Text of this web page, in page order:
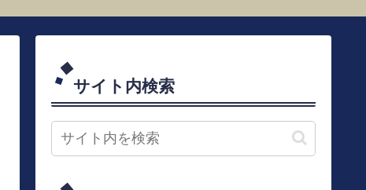
サイト内検索